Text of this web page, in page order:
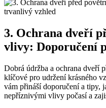
3. Ochrana dveří
vlivy: Doporučení
Dobrá údržba a ochrana dveří
klíčové pro udržení krásného
vám přináší doporučení a tipy,
nepříznivými vlivy počasí a